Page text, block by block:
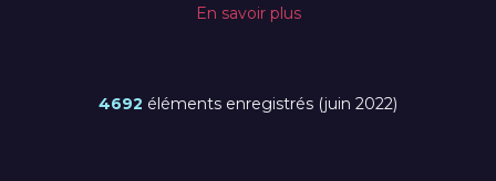
En savoir plus
4692 éléments enregistrés (juin 2022)